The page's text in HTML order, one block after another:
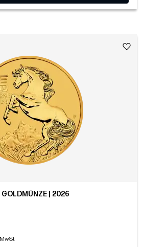
GOLDMÜNZE | 2026